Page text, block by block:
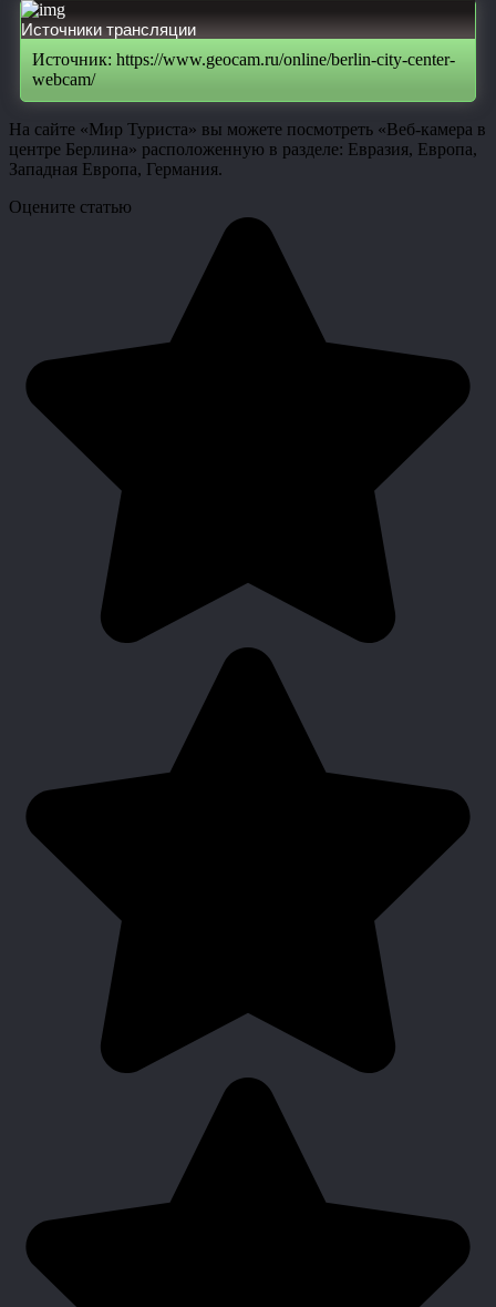
Источники трансляции
Источник: https://www.geocam.ru/online/berlin-city-center-
webcam/
На сайте «Мир Туриста» вы можете посмотреть «Веб-камера в
центре Берлина» расположенную в разделе: Евразия, Европа,
Западная Европа, Германия.
Оцените статью